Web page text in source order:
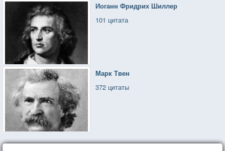
Иоганн Фридрих Шиллер
101 цитата
Марк Твен
372 цитаты